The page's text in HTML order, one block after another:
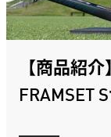
【商品紹
FRAMSET